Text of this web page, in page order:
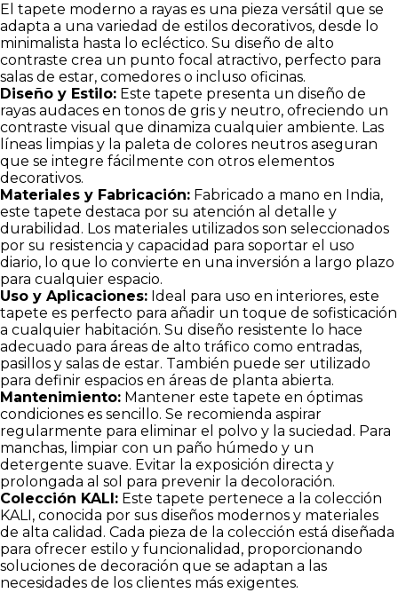
El tapete moderno a rayas es una pieza versátil que se
adapta a una variedad de estilos decorativos, desde lo
minimalista hasta lo ecléctico. Su diseño de alto
contraste crea un punto focal atractivo, perfecto para
salas de estar, comedores o incluso oficinas.
Diseño y Estilo: Este tapete presenta un diseño de
rayas audaces en tonos de gris y neutro, ofreciendo un
contraste visual que dinamiza cualquier ambiente. Las
líneas limpias y la paleta de colores neutros aseguran
que se integre fácilmente con otros elementos
decorativos.
Materiales y Fabricación: Fabricado a mano en India,
este tapete destaca por su atención al detalle y
durabilidad. Los materiales utilizados son seleccionados
por su resistencia y capacidad para soportar el uso
diario, lo que lo convierte en una inversión a largo plazo
para cualquier espacio.
Uso y Aplicaciones: Ideal para uso en interiores, este
tapete es perfecto para añadir un toque de sofisticación
a cualquier habitación. Su diseño resistente lo hace
adecuado para áreas de alto tráfico como entradas,
pasillos y salas de estar. También puede ser utilizado
para definir espacios en áreas de planta abierta.
Mantenimiento: Mantener este tapete en óptimas
condiciones es sencillo. Se recomienda aspirar
regularmente para eliminar el polvo y la suciedad. Para
manchas, limpiar con un paño húmedo y un
detergente suave. Evitar la exposición directa y
prolongada al sol para prevenir la decoloración.
Colección KALI: Este tapete pertenece a la colección
KALI, conocida por sus diseños modernos y materiales
de alta calidad. Cada pieza de la colección está diseñada
para ofrecer estilo y funcionalidad, proporcionando
soluciones de decoración que se adaptan a las
necesidades de los clientes más exigentes.